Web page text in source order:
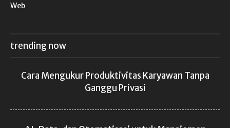
trending now
Cara Mengukur Produktivitas Karyawan Tanpa
Ganggu Privasi